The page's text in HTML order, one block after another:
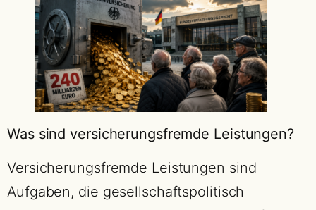
Was sind versicherungsfremde Leistungen?
Versicherungsfremde Leistungen sind
Aufgaben, die gesellschaftspolitisch